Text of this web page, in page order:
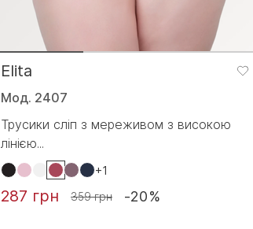
Elita
Мод. 2407
Трусики сліп з мереживом з високою
лінією...
+1
287 грн 359 грн -20%